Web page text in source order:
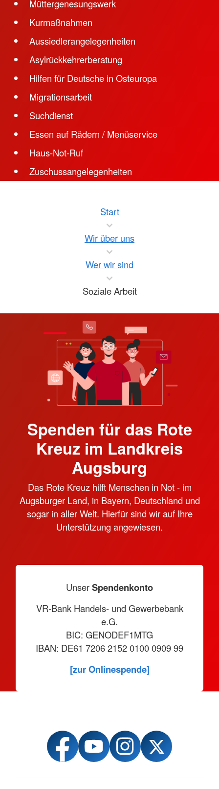
Müttergenesungswerk
Kurmaßnahmen
Aussiedlerangelegenheiten
Asylrückkehrerberatung
Hilfen für Deutsche in Osteuropa
Migrationsarbeit
Suchdienst
Essen auf Rädern / Menüservice
Haus-Not-Ruf
Zuschussangelegenheiten
Start
Wir über uns
Wer wir sind
Soziale Arbeit
Spenden für das Rote
Kreuz im Landkreis
Augsburg
Das Rote Kreuz hilft Menschen in Not - im
Augsburger Land, in Bayern, Deutschland und
sogar in aller Welt. Hierfür sind wir auf Ihre
Unterstützung angewiesen.
UnserSpendenkonto
VR-Bank Handels- und Gewerbebank
e.G.
BIC: GENODEF1MTG
IBAN: DE61 7206 2152 0100 0909 99
[zur Onlinespende]